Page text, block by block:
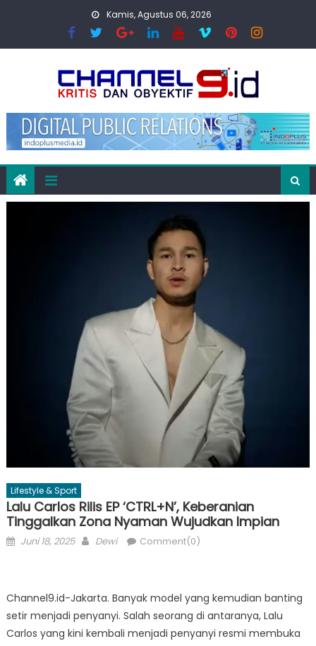
Kamis, Agustus 06, 2026
Lifestyle & Sport
Lalu Carlos Rilis EP ‘CTRL+N’, Keberanian
Tinggalkan Zona Nyaman Wujudkan Impian
Posted
Juni 18, 2025 Author
Dewi Comment(0)
Channel9.id-Jakarta. Banyak model yang kemudian banting
setir menjadi penyanyi. Salah seorang di antaranya, Lalu
Carlos yang kini kembali menjadi penyanyi resmi membuka